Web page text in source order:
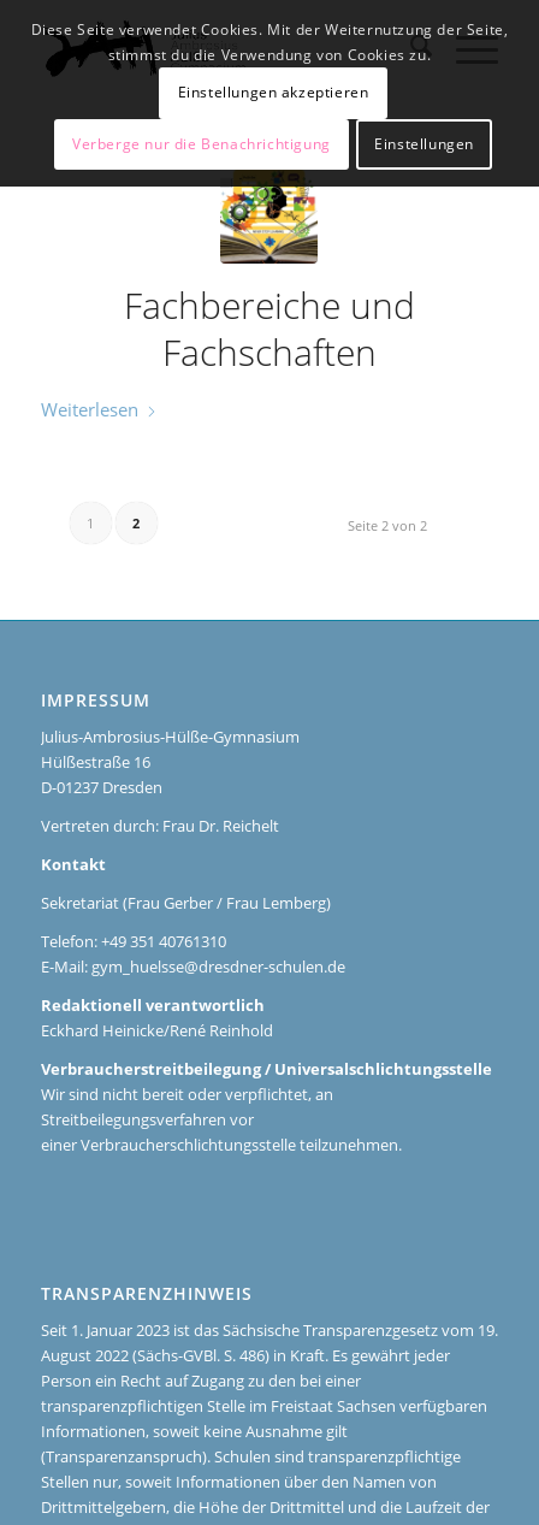
Fachbereiche und
Fachschaften
Weiterlesen
Seite 2 von 2
1 2
IMPRESSUM
Julius-Ambrosius-Hülße-Gymnasium
Hülßestraße 16
D-01237 Dresden
Vertreten durch: Frau Dr. Reichelt
Kontakt
Sekretariat (Frau Gerber / Frau Lemberg)
Telefon: +49 351 40761310
E-Mail: gym_huelsse@dresdner-schulen.de
Redaktionell verantwortlich
Eckhard Heinicke/René Reinhold
Verbraucherstreitbeilegung / Universalschlichtungsstelle
Wir sind nicht bereit oder verpflichtet, an
Streitbeilegungsverfahren vor
einer Verbraucherschlichtungsstelle teilzunehmen.
TRANSPARENZHINWEIS
Seit 1. Januar 2023 ist das Sächsische Transparenzgesetz vom 19.
August 2022 (Sächs-GVBl. S. 486) in Kraft. Es gewährt jeder
Person ein Recht auf Zugang zu den bei einer
transparenzpflichtigen Stelle im Freistaat Sachsen verfügbaren
Informationen, soweit keine Ausnahme gilt
(Transparenzanspruch). Schulen sind transparenzpflichtige
Stellen nur, soweit Informationen über den Namen von
Drittmittelgebern, die Höhe der Drittmittel und die Laufzeit der
Diese Seite verwendet Cookies. Mit der Weiternutzung der Seite,
stimmst du die Verwendung von Cookies zu.
Einstellungen akzeptieren
Verberge nur die Benachrichtigung Einstellungen